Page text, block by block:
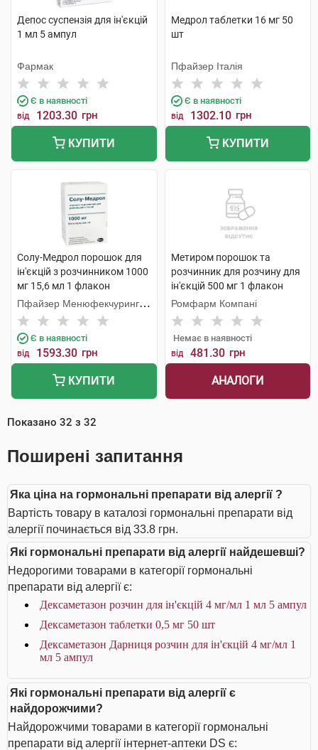
Депос суспензія для ін'єкцій
1 мл 5 ампул
Фармак
Є в наявності
від 1203.30 грн
КУПИТИ
Медрол таблетки 16 мг 50
шт
Пфайзер Італія
Є в наявності
від 1302.10 грн
КУПИТИ
Солу-Медрол порошок для
ін'єкцій з розчинником 1000
мг 15,6 мл 1 флакон
Пфайзер Менюфекчуринг
Бельгія
Є в наявності
від 1593.30 грн
КУПИТИ
Метиром порошок та
розчинник для розчину для
ін'єкцій 500 мг 1 флакон
Ромфарм Компані
Немає в наявності
від 481.30 грн
АНАЛОГИ
Показано 32 з 32
Поширені запитання
Яка ціна на гормональні препарати від алергії ?
Вартість товару в каталозі гормональні препарати від
алергії починається від 33.8 грн.
Які гормональні препарати від алергії найдешевші?
Недорогими товарами в категорії гормональні
препарати від алергії є:
Дексаметазон розчин для ін'єкцій 4 мг/мл 1 мл 5 ампул
Дексаметазон таблетки 0,5 мг 50 шт
Дексаметазон Дарниця розчин для ін'єкцій 4 мг/мл 1
мл 5 ампул
Які гормональні препарати від алергії є
найдорожчими?
Найдорожчими товарами в категорії гормональні
препарати від алергії інтернет-аптеки DS є: